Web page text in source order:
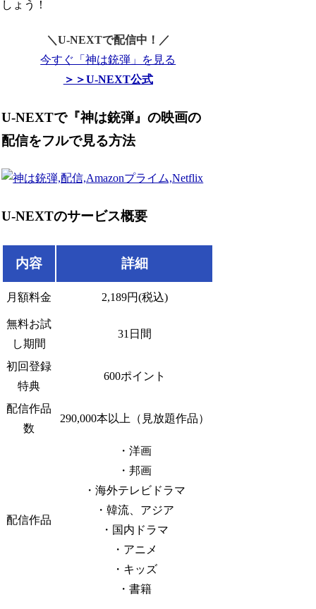
しょう！
＼U-NEXTで配信中！／
今すぐ「神は銃弾」を見る
＞＞U-NEXT公式
U-NEXTで『神は銃弾』の映画の
配信をフルで見る方法
U-NEXTのサービス概要
内容 詳細
月額料金 2,189円(税込)
無料お試
し期間
31日間
初回登録
特典
600ポイント
配信作品
数
290,000本以上（見放題作品）
配信作品
・洋画
・邦画
・海外テレビドラマ
・韓流、アジア
・国内ドラマ
・アニメ
・キッズ
・書籍